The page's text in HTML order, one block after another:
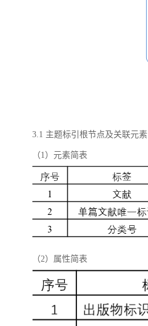
3.1 主题标引根节点及关联元素
（1）元素简表
（2）属性简表